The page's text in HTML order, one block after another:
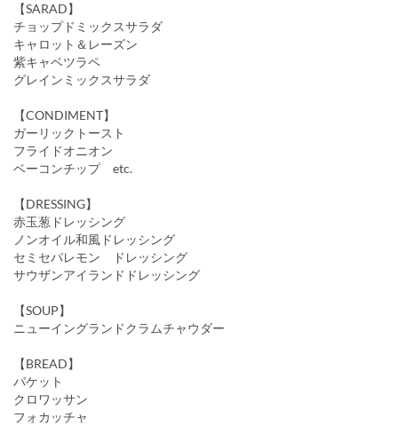
【SARAD】
チョップドミックスサラダ
キャロット＆レーズン
紫キャベツラペ
グレインミックスサラダ
【CONDIMENT】
ガーリックトースト
フライドオニオン
ベーコンチップ etc.
【DRESSING】
赤玉葱ドレッシング
ノンオイル和風ドレッシング
セミセパレモン ドレッシング
サウザンアイランドドレッシング
【SOUP】
ニューイングランドクラムチャウダー
【BREAD】
バケット
クロワッサン
フォカッチャ